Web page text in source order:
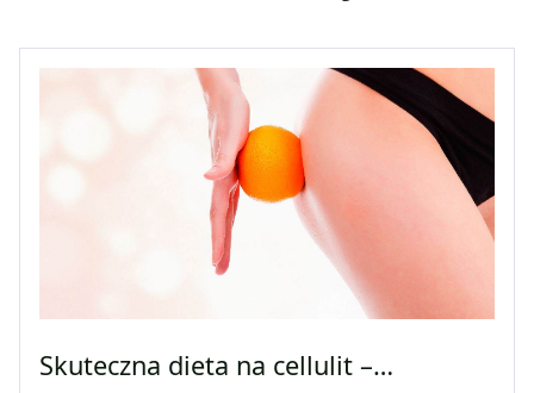
Skuteczna dieta na cellulit –…